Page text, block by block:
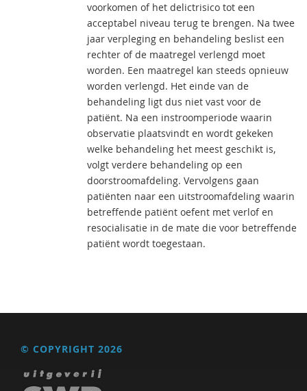
voorkomen of het delictrisico tot een
acceptabel niveau terug te brengen. Na twee
jaar verpleging en behandeling beslist een
rechter of de maatregel verlengd moet
worden. Een maatregel kan steeds opnieuw
worden verlengd. Het einde van de
behandeling ligt dus niet vast voor de
patiënt. Na een instroomperiode waarin
observatie plaatsvindt en wordt gekeken
welke behandeling het meest geschikt is,
volgt verdere behandeling op een
doorstroomafdeling. Vervolgens gaan
patiënten naar een uitstroomafdeling waarin
betreffende patiënt oefent met verlof en
resocialisatie in de mate die voor betreffende
patiënt wordt toegestaan.
© COPYRIGHT 2026